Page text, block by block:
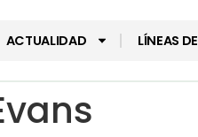
ACTUALIDAD LÍNEAS